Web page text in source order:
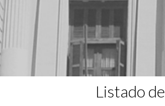
Listado de